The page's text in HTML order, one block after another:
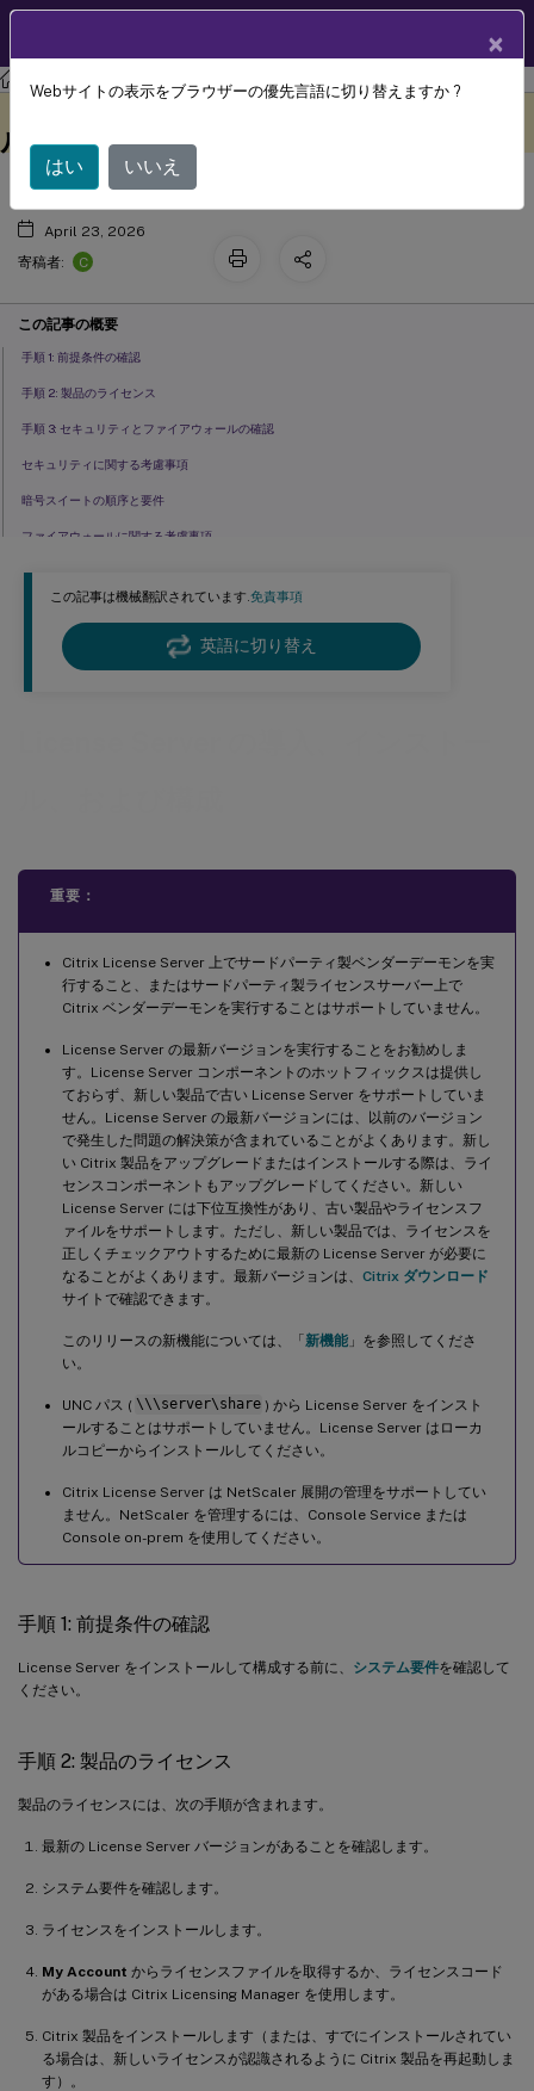
ライセンス ライセンス 11.17.2 ビルド 52100
この記事は機械翻訳されています.免責事項
英語に切り替え
重要：
Citrix License Server 上でサードパーティ製ベンダーデーモンを実
行すること、またはサードパーティ製ライセンスサーバー上で
Citrix ベンダーデーモンを実行することはサポートしていません。
License Server の最新バージョンを実行することをお勧めしま
す。License Server コンポーネントのホットフィックスは提供し
ておらず、新しい製品で古い License Server をサポートしていま
せん。License Server の最新バージョンには、以前のバージョン
で発生した問題の解決策が含まれていることがよくあります。新し
い Citrix 製品をアップグレードまたはインストールする際は、ライ
センスコンポーネントもアップグレードしてください。新しい
License Server には下位互換性があり、古い製品やライセンスフ
ァイルをサポートします。ただし、新しい製品では、ライセンスを
正しくチェックアウトするために最新の License Server が必要に
なることがよくあります。最新バージョンは、 Citrix ダウンロード
サイトで確認できます。
このリリースの新機能については、「新機能 」を参照してくださ
い。
UNC パス ( \\\server\share ) から License Server をインスト
ールすることはサポートしていません。License Server はローカ
ルコピーからインストールしてください。
Citrix License Server は NetScaler 展開の管理をサポートしてい
ません。NetScaler を管理するには、Console Service または
Console on-prem を使用してください。
手順 1: 前提条件の確認
License Server をインストールして構成する前に、 システム要件を確認して
ください。
手順 2: 製品のライセンス
製品のライセンスには、次の手順が含まれます。
最新の License Server バージョンがあることを確認します。
システム要件を確認します。
ライセンスをインストールします。
My Account からライセンスファイルを取得するか、ライセンスコード
がある場合は Citrix Licensing Manager を使用します。
Citrix 製品をインストールします（または、すでにインストールされてい
る場合は、新しいライセンスが認識されるように Citrix 製品を再起動しま
す）。
License Server の導入、インストー
ル、および構成
April 23, 2026
寄稿者:
C
この記事の概要
手順 1: 前提条件の確認
手順 2: 製品のライセンス
手順 3: セキュリティとファイアウォールの確認
セキュリティに関する考慮事項
暗号スイートの順序と要件
ファイアウォールに関する考慮事項
ステップ4 ライセンスコンポーネント、サーバー、および証明書のインストール
グラフィカルインターフェイスを使用したライセンスサーバーとコンソールのインストール
Windowsコマンドラインを使用したライセンスのインストール
Active Directory展開用のコマンドラインを使用したライセンスのインストール
証明書と秘密キーを抽出する方法
手順5 プロキシサーバーの構成
プロキシサーバーを手動で構成する方法
×
Webサイトの表示をブラウザーの優先言語に切り替えますか ?
はい いいえ